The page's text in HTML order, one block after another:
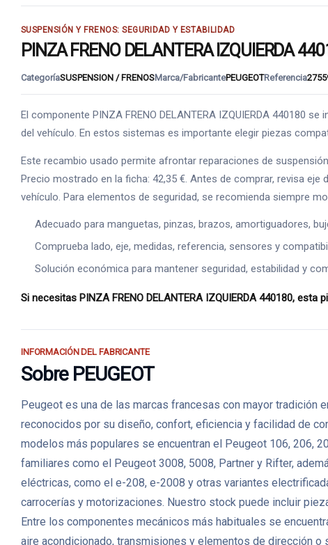
SUSPENSIÓN Y FRENOS: SEGURIDAD Y ESTABILIDAD
PINZA FRENO DELANTERA IZQUIERDA
CategoríaSUSPENSION / FRENOSMarca/FabricantePEUGEOTReferencia
El componente PINZA FRENO DELANTERA IZQUIERDA 440180
del vehículo. En estos sistemas es importante elegir piezas
Este recambio usado permite afrontar reparaciones de
Precio mostrado en la ficha: 42,35 €. Antes de comprar, revisa
vehículo. Para elementos de seguridad, se recomienda siempre
Adecuado para manguetas, pinzas, brazos, amortiguadores,
Comprueba lado, eje, medidas, referencia, sensores y
Solución económica para mantener seguridad, estabilidad y
Si necesitas PINZA FRENO DELANTERA IZQUIERDA 440180,
INFORMACIÓN DEL FABRICANTE
Sobre PEUGEOT
Peugeot es una de las marcas francesas con mayor tradición
reconocidos por su diseño, confort, eficiencia y facilidad de
modelos más populares se encuentran el Peugeot 106, 206,
familiares como el Peugeot 3008, 5008, Partner y Rifter,
eléctricas, como el e-208, e-2008 y otras variantes
carrocerías y motorizaciones. Nuestro stock puede incluir
Entre los componentes mecánicos más habituales se
aire acondicionado, transmisiones y elementos de dirección